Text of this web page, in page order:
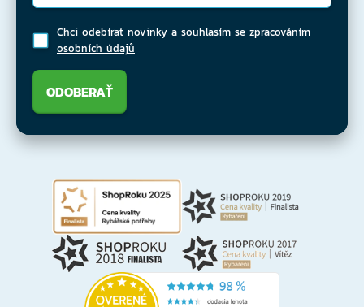
Chci odebírat novinky a souhlasím se zpracováním
osobních údajů
ODOBERAŤ